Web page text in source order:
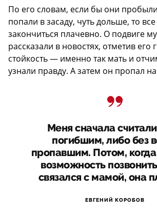
По его словам, если бы они
попали в засаду, чуть дольше, то
закончиться плачевно. О подвиге
рассказали в новостях, отметив его
стойкость — именно так мать и
узнали правду. А затем он пропал
Меня сначала
погибшим, либо без
пропавшим. Потом,
возможность
связался с мамой, она
ЕВГЕНИЙ КОРОБОВ